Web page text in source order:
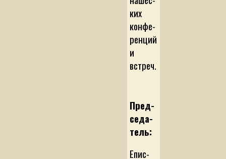
ких
кон­фе­
рен­ций
и
встреч.
Пред­
се­да­
тель:
Епис­